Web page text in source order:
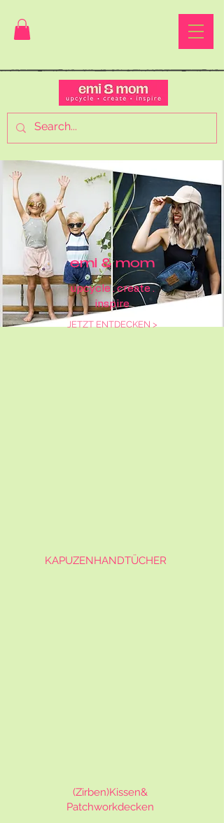
emi & mom
upcycle . create .
inspire
JETZT ENTDECKEN >
KAPUZENHANDTÜCHER
(Zirben)Kissen&
Patchworkdecken